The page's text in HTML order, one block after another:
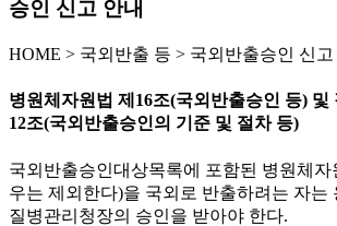
승인 신고 안내
HOME > 국외반출 등 > 국외반출승인 신고
병원체자원법 제16조(국외반출승인 등) 및
12조(국외반출승인의 기준 및 절차 등)
국외반출승인대상목록에 포함된 병원체자
우는 제외한다)을 국외로 반출하려는 자는
질병관리청장의 승인을 받아야 한다.